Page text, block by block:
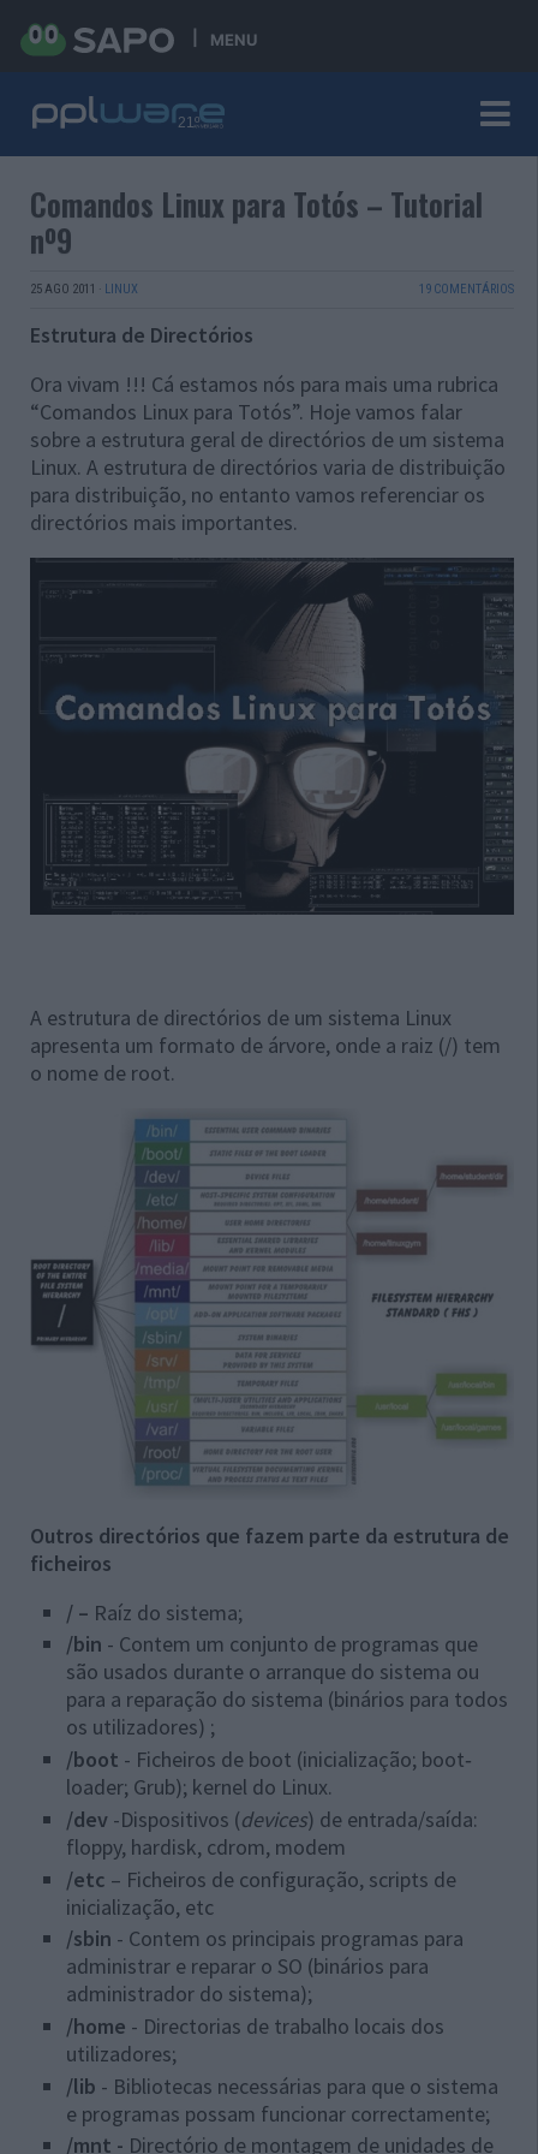
MENU
Comandos Linux para Totós – Tutorial
nº9
25 AGO 2011 · LINUX 19 COMENTÁRIOS
Estrutura de Directórios
Ora vivam !!! Cá estamos nós para mais uma rubrica
“Comandos Linux para Totós”. Hoje vamos falar
sobre a estrutura geral de directórios de um sistema
Linux. A estrutura de directórios varia de distribuição
para distribuição, no entanto vamos referenciar os
directórios mais importantes.
A estrutura de directórios de um sistema Linux
apresenta um formato de árvore, onde a raiz (/) tem
o nome de root.
Outros directórios que fazem parte da estrutura de
ficheiros
/ – Raíz do sistema;
/bin - Contem um conjunto de programas que
são usados durante o arranque do sistema ou
para a reparação do sistema (binários para todos
os utilizadores) ;
/boot - Ficheiros de boot (inicialização; boot‐
loader; Grub); kernel do Linux.
/dev -Dispositivos (devices) de entrada/saída:
floppy, hardisk, cdrom, modem
/etc – Ficheiros de configuração, scripts de
inicialização, etc
/sbin - Contem os principais programas para
administrar e reparar o SO (binários para
administrador do sistema);
/home - Directorias de trabalho locais dos
utilizadores;
/lib - Bibliotecas necessárias para que o sistema
e programas possam funcionar correctamente;
/mnt - Directório de montagem de unidades de